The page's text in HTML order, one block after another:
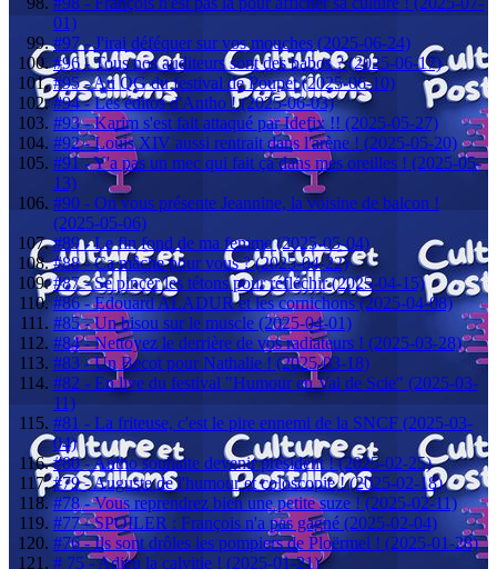
01)
#97 - J'irai déféquer sur vos mouches (2025-06-24)
#96 - Tous nos auditeurs sont des babos ? (2025-06-17)
#95 - Au QG du festival de Poupet (2025-06-10)
#94 - Les éditos d'Antho ! (2025-06-03)
#93 - Karim s'est fait attaqué par Idefix !! (2025-05-27)
#92 - Louis XIV aussi rentrait dans l'arène ! (2025-05-20)
#91 - Y'a pas un mec qui fait ça dans mes oreilles ! (2025-05-
13)
#90 - On vous présente Jeannine, la voisine de balcon !
(2025-05-06)
#89 - Le fin fond de ma femme (2025-05-04)
#88 - Ca mâche pour vous ? (2025-04-22)
#87 - Se pincer les tétons pour réfléchir (2025-04-15)
#86 - Edouard ALADUR et les cornichons (2025-04-08)
#85 - Un bisou sur le muscle (2025-04-01)
#84 - Nettoyez le derrière de vos radiateurs ! (2025-03-28)
#83 - Un Becot pour Nathalie ! (2025-03-18)
#82 - En live du festival "Humour en Val de Scie" (2025-03-
11)
#81 - La friteuse, c'est le pire ennemi de la SNCF (2025-03-
04)
#80 - Antho souhaite devenir président ! (2025-02-25)
#79 - Auguste de l'humour et coloscopie ! (2025-02-18)
#78 - Vous reprendrez bien une petite suze ! (2025-02-11)
#77 - SPOILER : François n'a pas gagné (2025-02-04)
#76 - Ils sont drôles les pompiers de Ploërmel ! (2025-01-28)
# 75 - Adieu la calvitie ! (2025-01-21)